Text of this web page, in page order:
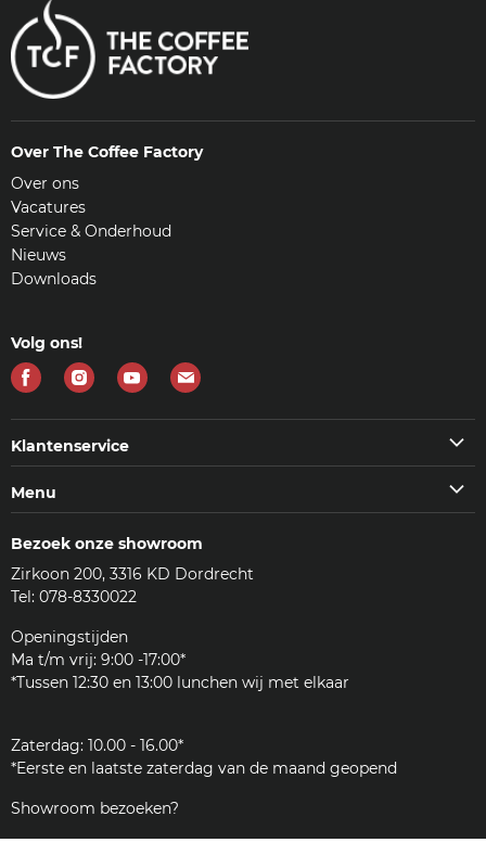
Over The Coffee Factory
Over ons
Vacatures
Service & Onderhoud
Nieuws
Downloads
Volg ons!
Vind
Facebook
Vind
Instagram
Vind
Youtube
Vind
E-
Klantenservice
Veelgestelde vragen (FAQ)
Bezorgen
Reviews
Woordenlijst
Menu
Koffie & meer
Accessoires
Reinigingsmiddelen
Onderdelen
JURA
Klantenservice
Bezoek onze showroom
Zirkoon 200, 3316 KD Dordrecht
Tel: 078-8330022
Openingstijden
Ma t/m vrij: 9:00 -17:00*
*Tussen 12:30 en 13:00 lunchen wij met elkaar
Zaterdag: 10.00 - 16.00*
*Eerste en laatste zaterdag van de maand geopend
Showroom bezoeken?